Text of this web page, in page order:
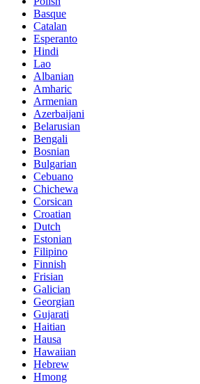
Basque
Catalan
Esperanto
Hindi
Lao
Albanian
Amharic
Armenian
Azerbaijani
Belarusian
Bengali
Bosnian
Bulgarian
Cebuano
Chichewa
Corsican
Croatian
Dutch
Estonian
Filipino
Finnish
Frisian
Galician
Georgian
Gujarati
Haitian
Hausa
Hawaiian
Hebrew
Hmong